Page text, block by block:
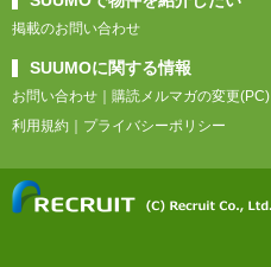
掲載のお問い合わせ
SUUMOに関する情報
お問い合わせ
購読メルマガの変更(PC)
利用規約
プライバシーポリシー